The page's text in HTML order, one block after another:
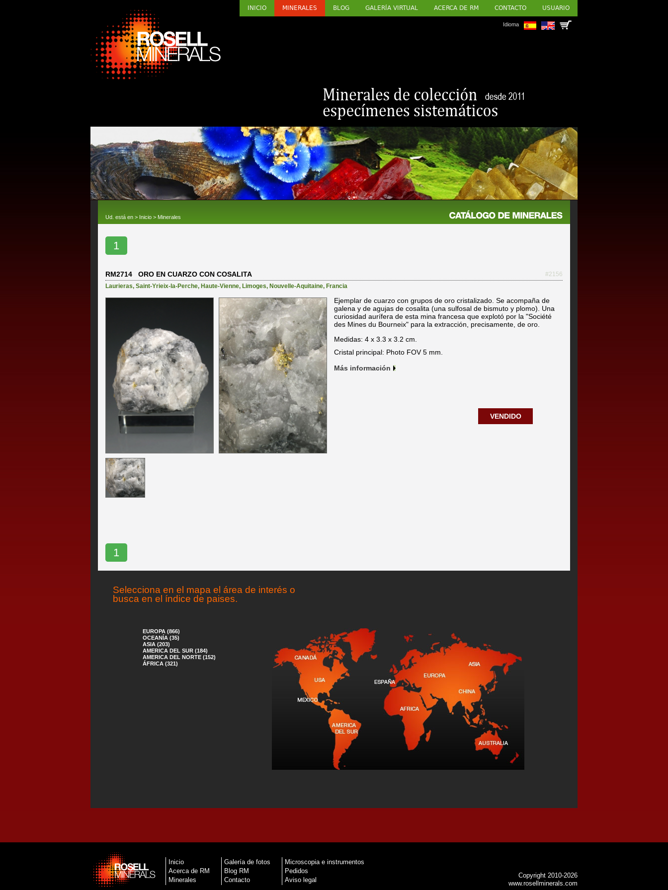
INICIO MINERALES BLOG GALERÍA VIRTUAL ACERCA DE RM CONTACTO USUARIO
Idioma
Ud. está en > Inicio > Minerales
1
RM2714 ORO EN CUARZO CON COSALITA
#2156
Laurieras, Saint-Yrieix-la-Perche, Haute-Vienne, Limoges, Nouvelle-Aquitaine, Francia
Ejemplar de cuarzo con grupos de oro cristalizado. Se acompaña de
galena y de agujas de cosalita (una sulfosal de bismuto y plomo). Una
curiosidad aurífera de esta mina francesa que explotó por la "Société
des Mines du Bourneix" para la extracción, precisamente, de oro.
Medidas: 4 x 3.3 x 3.2 cm.
Cristal principal: Photo FOV 5 mm.
Más información
VENDIDO
1
Selecciona en el mapa el área de interés o
busca en el índice de paises.
EUROPA (866)
OCEANÍA (35)
ASIA (203)
AMERICA DEL SUR (184)
AMERICA DEL NORTE (152)
ÁFRICA (321)
Inicio
Acerca de RM
Minerales
Galería de fotos
Blog RM
Contacto
Microscopia e instrumentos
Pedidos
Aviso legal
Copyright 2010-2026
www.rosellminerals.com